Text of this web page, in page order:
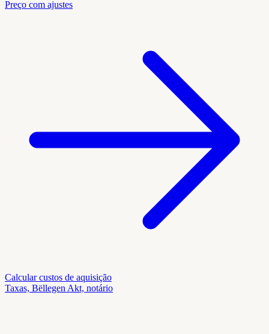
Preço com ajustes
Calcular custos de aquisição
Taxas, Bëllegen Akt, notário